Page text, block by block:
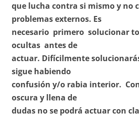
que lucha contra si mismo y no
problemas externos. Es
necesario primero solucionar
ocultas antes de
actuar. Difícilmente
sigue habiendo
confusión y/o rabia interior.
oscura y llena de
dudas no se podrá actuar con